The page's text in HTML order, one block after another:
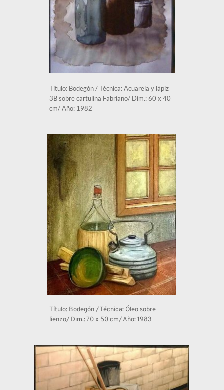
Título: Bodegón / Técnica: Acuarela y lápiz
3B sobre cartulina Fabriano/ Dim.: 60 x 40
cm/ Año: 1982
Título: Bodegón / Técnica: Óleo sobre
lienzo/ Dim.: 70 x 50 cm/ Año: 1983